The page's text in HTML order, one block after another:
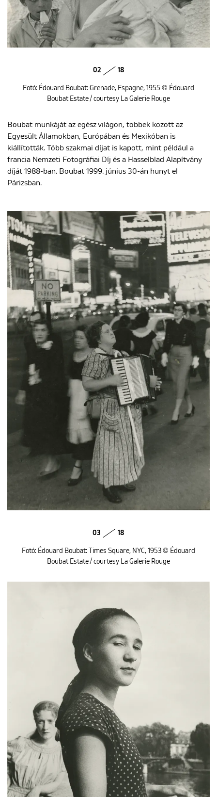
02 18
Fotó: Édouard Boubat: Grenade, Espagne, 1955 © Édouard
Boubat Estate / courtesy La Galerie Rouge
Boubat munkáját az egész világon, többek között az
Egyesült Államokban, Európában és Mexikóban is
kiállították. Több szakmai díjat is kapott, mint például a
francia Nemzeti Fotográfiai Díj és a Hasselblad Alapítvány
díját 1988-ban. Boubat 1999. június 30-án hunyt el
Párizsban.
03 18
Fotó: Édouard Boubat: Times Square, NYC, 1953 © Édouard
Boubat Estate / courtesy La Galerie Rouge